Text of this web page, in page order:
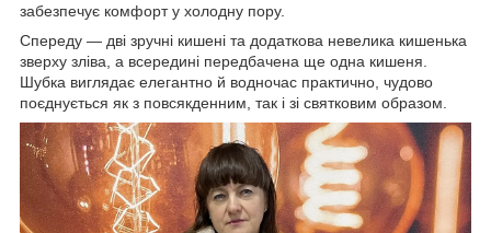
забезпечує комфорт у холодну пору.
Спереду — дві зручні кишені та додаткова невелика кишенька
зверху зліва, а всередині передбачена ще одна кишеня.
Шубка виглядає елегантно й водночас практично, чудово
поєднується як з повсякденним, так і зі святковим образом.